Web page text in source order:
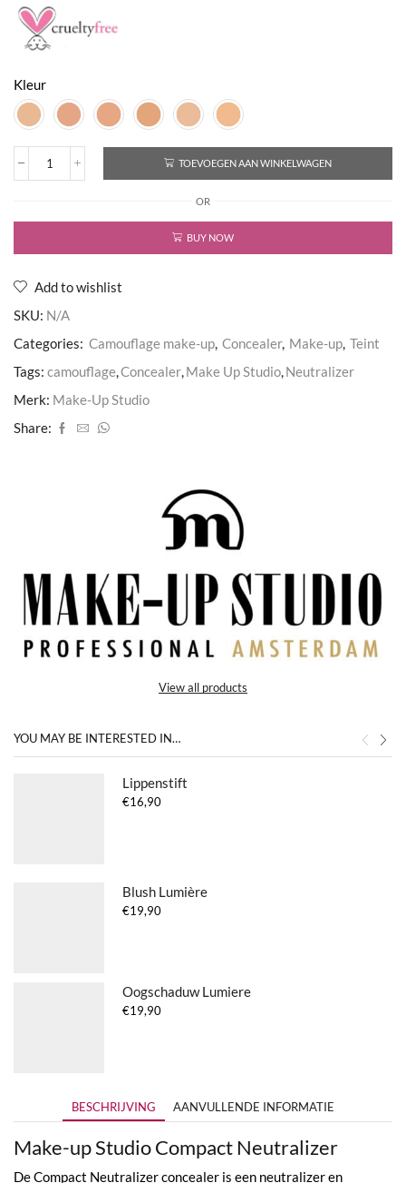
Kleur
Compact
TOEVOEGEN AAN WINKELWAGEN
OR
BUY NOW
Add to wishlist
SKU: N/A
Categories: Camouflage make-up Concealer, Make-up Teint
Tags: camouflage Concealer Make Up Studio Neutralizer
Merk: Make-Up Studio
Share:
View all products
YOU MAY BE INTERESTED IN…
Lippenstift
€16,90
Blush Lumière
€19,90
Oogschaduw Lumiere
€19,90
BESCHRIJVING AANVULLENDE INFORMATIE
Make-up Studio Compact Neutralizer
De Compact Neutralizer concealer is een neutralizer en